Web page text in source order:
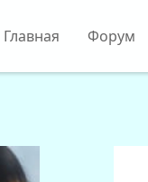
Главная Форум